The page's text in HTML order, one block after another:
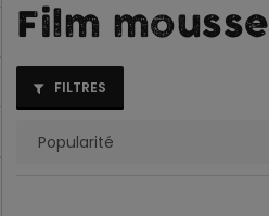
Film mousse
FILTRES